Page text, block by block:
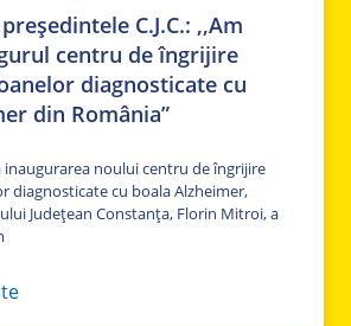
C.J.C.: ,,Am
centru de îngrijire
diagnosticate cu
din România”
inaugurarea noului centru de îngrijire
diagnosticate cu boala Alzheimer,
Județean Constanța, Florin Mitroi, a